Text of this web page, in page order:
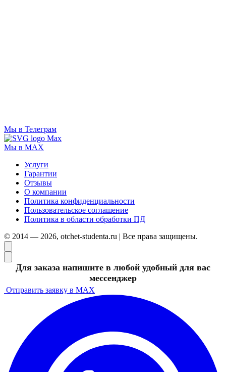
Мы в Телеграм
Мы в MAX
Услуги
Гарантии
Отзывы
О компании
Политика конфиденциальности
Пользовательское соглашение
Политика в области обработки ПД
© 2014 — 2026, otchet-studenta.ru | Все права защищены.
Для заказа напишите в любой удобный для вас
мессенджер
Отправить заявку в MAX